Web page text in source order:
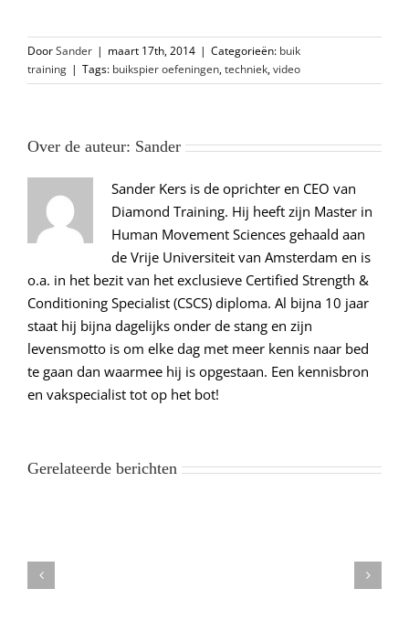
DoorSander | maart 17th, 2014 | Categorieën: buik
training | Tags: buikspier oefeningen,techniek,video
Over de auteur: Sander
Sander Kers is de oprichter en CEO van
Diamond Training. Hij heeft zijn Master in
Human Movement Sciences gehaald aan
de Vrije Universiteit van Amsterdam en is
o.a. in het bezit van het exclusieve Certified Strength &
Conditioning Specialist (CSCS) diploma. Al bijna 10 jaar
staat hij bijna dagelijks onder de stang en zijn
levensmotto is om elke dag met meer kennis naar bed
te gaan dan waarmee hij is opgestaan. Een kennisbron
en vakspecialist tot op het bot!
Gerelateerde berichten